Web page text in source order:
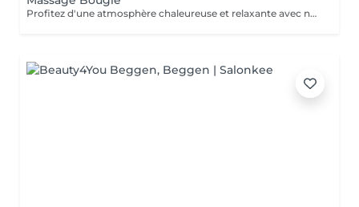
Profitez d'une atmosphère chaleureuse et relaxante avec notre massage aux bougies de 40, 60 ou 90 minutes. Nos esthéticiennes spécialisées intègrent des bougies parfumées pour créer une ambiance paisible tout en appliquant des techniques douces visant à soulager les tensions musculaires. Le temps de préparation et d'installation de la cliente est inclus dans la période choisie, garantissant que chaque minute soit dédiée à votre bien-être. Offrez-vous une expérience de rajeunissement du corps et de l'esprit dans ce cadre serein.